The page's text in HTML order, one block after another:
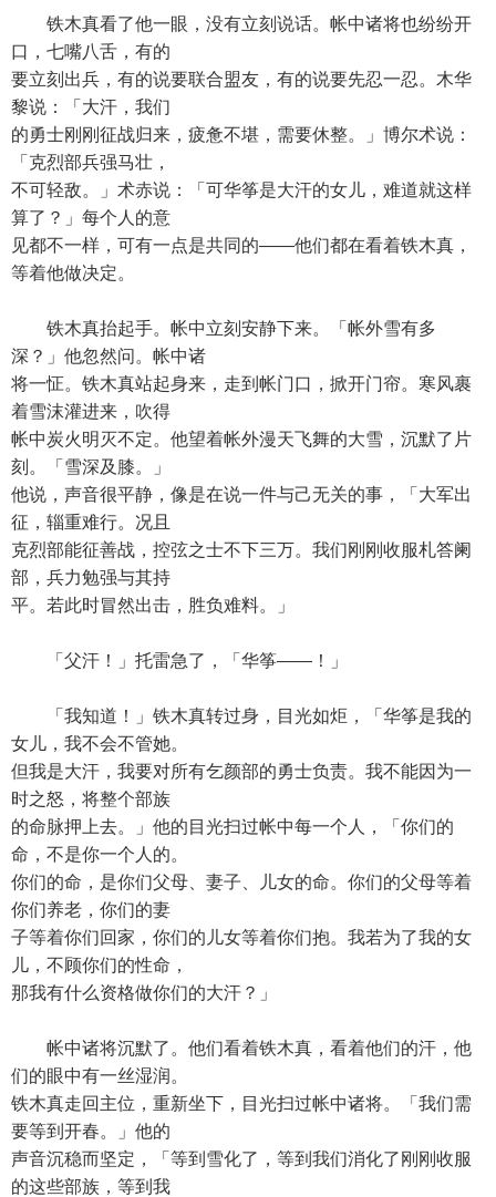
铁木真看了他一眼，没有立刻说话。帐中诸将也纷纷开
口，七嘴八舌，有的
要立刻出兵，有的说要联合盟友，有的说要先忍一忍。木华
黎说：「大汗，我们
的勇士刚刚征战归来，疲惫不堪，需要休整。」博尔术说：
「克烈部兵强马壮，
不可轻敌。」术赤说：「可华筝是大汗的女儿，难道就这样
算了？」每个人的意
见都不一样，可有一点是共同的——他们都在看着铁木真，
等着他做决定。
铁木真抬起手。帐中立刻安静下来。「帐外雪有多
深？」他忽然问。帐中诸
将一怔。铁木真站起身来，走到帐门口，掀开门帘。寒风裹
着雪沫灌进来，吹得
帐中炭火明灭不定。他望着帐外漫天飞舞的大雪，沉默了片
刻。「雪深及膝。」
他说，声音很平静，像是在说一件与己无关的事，「大军出
征，辎重难行。况且
克烈部能征善战，控弦之士不下三万。我们刚刚收服札答阑
部，兵力勉强与其持
平。若此时冒然出击，胜负难料。」
「父汗！」托雷急了，「华筝——！」
「我知道！」铁木真转过身，目光如炬，「华筝是我的
女儿，我不会不管她。
但我是大汗，我要对所有乞颜部的勇士负责。我不能因为一
时之怒，将整个部族
的命脉押上去。」他的目光扫过帐中每一个人，「你们的
命，不是你一个人的。
你们的命，是你们父母、妻子、儿女的命。你们的父母等着
你们养老，你们的妻
子等着你们回家，你们的儿女等着你们抱。我若为了我的女
儿，不顾你们的性命，
那我有什么资格做你们的大汗？」
帐中诸将沉默了。他们看着铁木真，看着他们的汗，他
们的眼中有一丝湿润。
铁木真走回主位，重新坐下，目光扫过帐中诸将。「我们需
要等到开春。」他的
声音沉稳而坚定，「等到雪化了，等到我们消化了刚刚收服
的这些部族，等到我